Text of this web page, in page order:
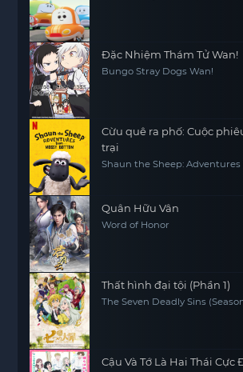
Đặc Nhiệm Thám Tử Wan!
Bungo Stray Dogs Wan!
Cừu quê ra phố: Cuộc
trại
Shaun the Sheep:
Quân Hữu Vân
Word of Honor
Thất hình đại tội (Phần 1)
The Seven Deadly Sins
Cậu Và Tớ Là Hai Thái Cực